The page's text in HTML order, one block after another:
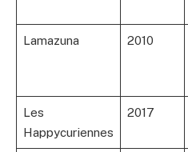
Lamazuna 2010
Les
Happycuriennes
2017